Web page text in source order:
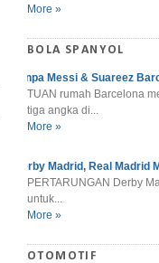
More »
BOLA SPANYOL
Tanpa Messi & Suareez
TUAN rumah Barcelona
tiga angka di...
More »
Derby Madrid, Real Madrid
PERTARUNGAN Derby
untuk...
More »
OTOMOTIF